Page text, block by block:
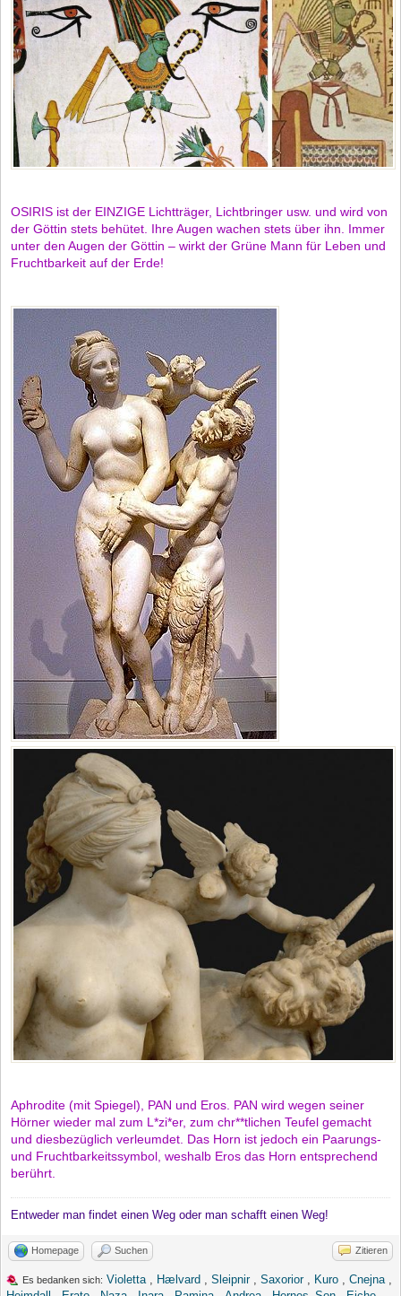
OSIRIS ist der EINZIGE Lichtträger, Lichtbringer usw. und wird von
der Göttin stets behütet. Ihre Augen wachen stets über ihn. Immer
unter den Augen der Göttin – wirkt der Grüne Mann für Leben und
Fruchtbarkeit auf der Erde!
Aphrodite (mit Spiegel), PAN und Eros. PAN wird wegen seiner
Hörner wieder mal zum L*zi*er, zum chr**tlichen Teufel gemacht
und diesbezüglich verleumdet. Das Horn ist jedoch ein Paarungs-
und Fruchtbarkeitssymbol, weshalb Eros das Horn entsprechend
berührt.
Entweder man findet einen Weg oder man schafft einen Weg!
Homepage Suchen Zitieren
Es bedanken sich: Violetta, Hælvard , Sleipnir, Saxorior, Kuro , Cnejna,